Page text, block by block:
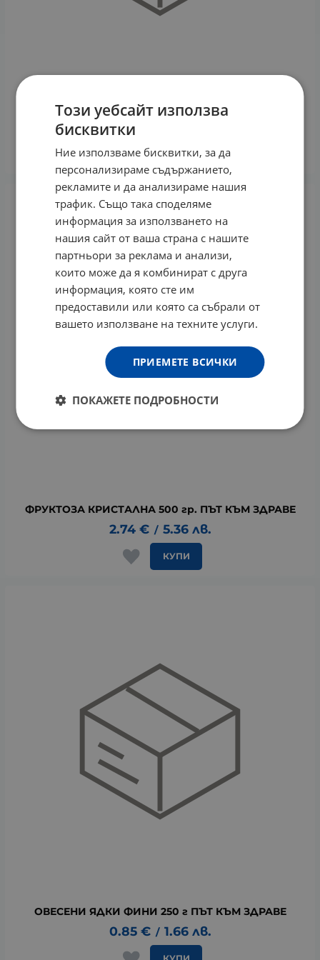
ЧИА СЕМЕНА 200 гр. ПЪТ КЪМ ЗДРАВЕ
3.41
КУПИ
ФРУКТОЗА КРИСТАЛНА 500 гр. ПЪТ КЪМ ЗДРАВЕ
2.74 € / 5.36 лв.
КУПИ
ОВЕСЕНИ ЯДКИ ФИНИ 250 г ПЪТ КЪМ ЗДРАВЕ
0.85 € / 1.66 лв.
Този уебсайт използва
бисквитки
Ние използваме бисквитки, за да
персонализираме съдържанието,
рекламите и да анализираме нашия
трафик. Също така споделяме
информация за използването на
нашия сайт от ваша страна с нашите
партньори за реклама и анализи,
които може да я комбинират с друга
информация, която сте им
предоставили или която са събрали от
вашето използване на техните услуги.
ПРИЕМЕТЕ ВСИЧКИ
ПОКАЖЕТЕ ПОДРОБНОСТИ